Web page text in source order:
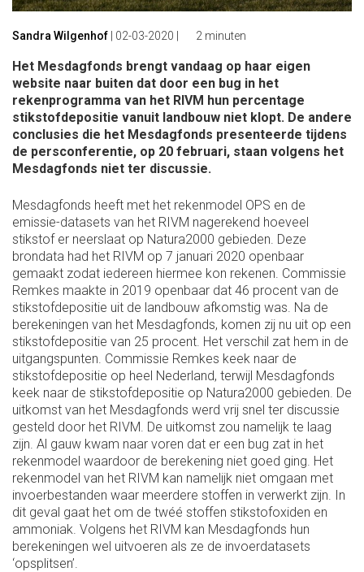
Sandra Wilgenhof 02-03-2020 2 minuten
Het Mesdagfonds brengt vandaag op haar eigen
website naar buiten dat door een bug in het
rekenprogramma van het RIVM hun percentage
stikstofdepositie vanuit landbouw niet klopt. De andere
conclusies die het Mesdagfonds presenteerde tijdens
de persconferentie, op 20 februari, staan volgens het
Mesdagfonds niet ter discussie.
Mesdagfonds heeft met het rekenmodel OPS en de
emissie-datasets van het RIVM nagerekend hoeveel
stikstof er neerslaat op Natura2000 gebieden. Deze
brondata had het RIVM op 7 januari 2020 openbaar
gemaakt zodat iedereen hiermee kon rekenen. Commissie
Remkes maakte in 2019 openbaar dat 46 procent van de
stikstofdepositie uit de landbouw afkomstig was. Na de
berekeningen van het Mesdagfonds, komen zij nu uit op een
stikstofdepositie van 25 procent. Het verschil zat hem in de
uitgangspunten. Commissie Remkes keek naar de
stikstofdepositie op heel Nederland, terwijl Mesdagfonds
keek naar de stikstofdepositie op Natura2000 gebieden. De
uitkomst van het Mesdagfonds werd vrij snel ter discussie
gesteld door het RIVM. De uitkomst zou namelijk te laag
zijn. Al gauw kwam naar voren dat er een bug zat in het
rekenmodel waardoor de berekening niet goed ging. Het
rekenmodel van het RIVM kan namelijk niet omgaan met
invoerbestanden waar meerdere stoffen in verwerkt zijn. In
dit geval gaat het om de twéé stoffen stikstofoxiden en
ammoniak. Volgens het RIVM kan Mesdagfonds hun
berekeningen wel uitvoeren als ze de invoerdatasets
‘opsplitsen’.